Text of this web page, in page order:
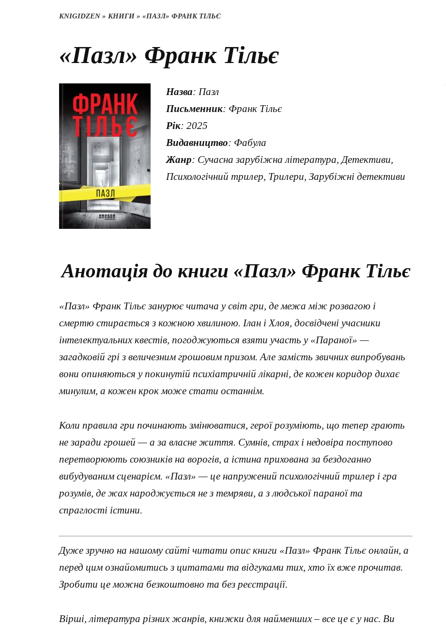
KNIGIDZEN» КНИГИ » «ПАЗЛ» ФРАНК ТІЛЬЄ
«Пазл» Франк Тільє
Назва: Пазл
Письменник: Франк Тільє
Рік: 2025
Видавництво: Фабула
Жанр: Сучасна зарубіжна література, Детективи,
Психологічний трилер, Трилери, Зарубіжні детективи
Анотація до книги «Пазл» Франк Тільє
«Пазл» Франк Тільє занурює читача у світ гри, де межа між розвагою і
смертю стирається з кожною хвилиною. Ілан і Хлоя, досвідчені учасники
інтелектуальних квестів, погоджуються взяти участь у «Параної» —
загадковій грі з величезним грошовим призом. Але замість звичних випробувань
вони опиняються у покинутій психіатричній лікарні, де кожен коридор дихає
минулим, а кожен крок може стати останнім.
Коли правила гри починають змінюватися, герої розуміють, що тепер грають
не заради грошей — а за власне життя. Сумнів, страх і недовіра поступово
перетворюють союзників на ворогів, а істина прихована за бездоганно
вибудуваним сценарієм. «Пазл» — це напружений психологічний трилер і гра
розумів, де жах народжується не з темряви, а з людської параної та
спраглості істини.
Дуже зручно на нашому сайті читати опис книги «Пазл» Франк Тільє онлайн, а
перед цим ознайомитись з цитатами та відгуками тих, хто їх вже прочитав.
Зробити це можна безкоштовно та без реєстрації.
Вірші, література різних жанрів, книжки для найменших – все це є у нас. Ви